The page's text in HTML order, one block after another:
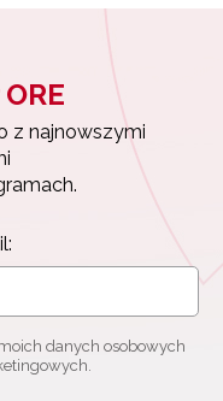
z najnowszymi
danych osobowych